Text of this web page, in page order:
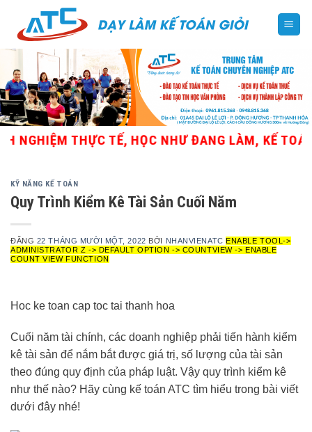
content
THỰC TẾ, HỌC NHƯ ĐANG LÀM, KẾ TOÁN
KỸ NĂNG KẾ TOÁN
Quy Trình Kiểm Kê Tài Sản Cuối Năm
ĐĂNG 22 THÁNG MƯỜI MỘT, 2022 BỞI NHANVIENATC ENABLE TOOL->
ADMINISTRATOR Z -> DEFAULT OPTION -> COUNTVIEW -> ENABLE
COUNT VIEW FUNCTION
Hoc ke toan cap toc tai thanh hoa
Cuối năm tài chính, các doanh nghiệp phải tiến hành kiểm
kê tài sản để nắm bắt được giá trị, số lượng của tài sản
theo đúng quy định của pháp luật. Vậy quy trình kiểm kê
như thế nào? Hãy cùng kế toán ATC tìm hiểu trong bài viết
dưới đây nhé!